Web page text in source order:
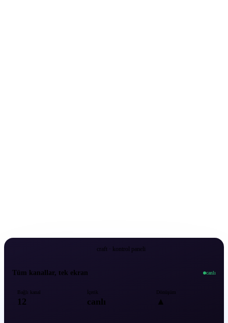
craft · kontrol paneli
Tüm kanallar, tek ekran canlı
Bağlı kanal
12
İçerik
canlı
Dönüşüm
▲